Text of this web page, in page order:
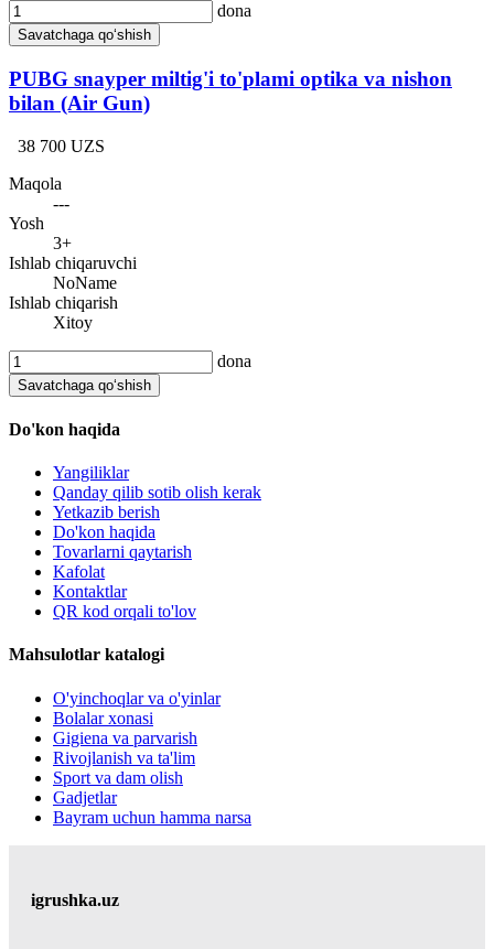
dona
Savatchaga qo‘shish
PUBG snayper miltig'i to'plami optika va nishon
bilan (Air Gun)
38 700 UZS
Maqola
---
Yosh
3+
Ishlab chiqaruvchi
NoName
Ishlab chiqarish
Xitoy
dona
Savatchaga qo‘shish
Do'kon haqida
Yangiliklar
Qanday qilib sotib olish kerak
Yetkazib berish
Do'kon haqida
Tovarlarni qaytarish
Kafolat
Kontaktlar
QR kod orqali to'lov
Mahsulotlar katalogi
O'yinchoqlar va o'yinlar
Bolalar xonasi
Gigiena va parvarish
Rivojlanish va ta'lim
Sport va dam olish
Gadjetlar
Bayram uchun hamma narsa
igrushka.uz